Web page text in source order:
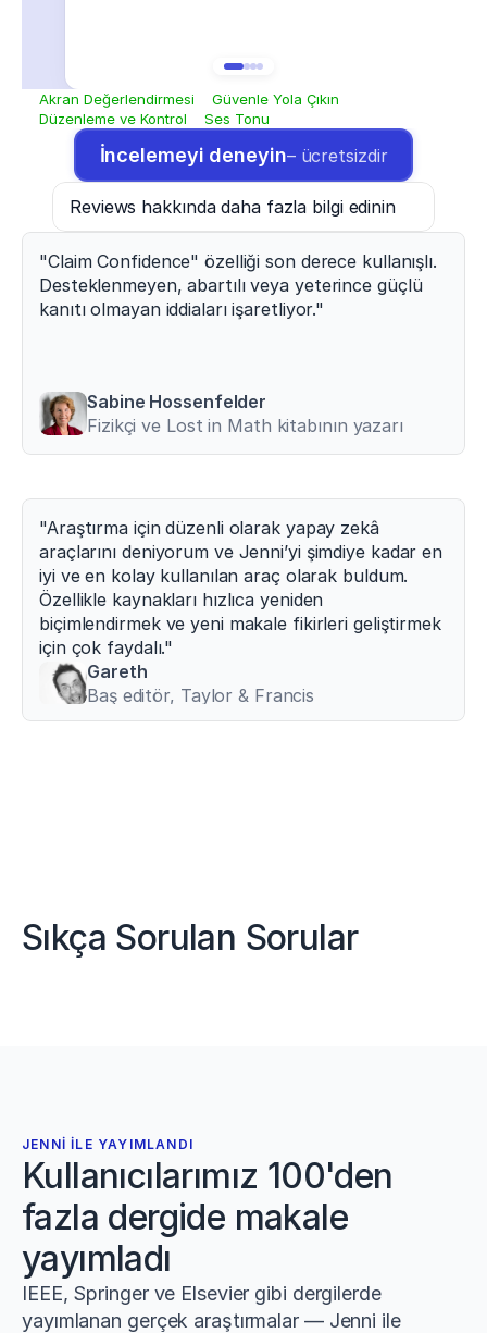
Akran Değerlendirmesi
Güvenle Yola Çıkın
Düzenleme ve Kontrol
Ses Tonu
İncelemeyi deneyin– ücretsizdir
Reviews hakkında daha fazla bilgi edinin
"Claim Confidence" özelliği son derece kullanışlı.
Desteklenmeyen, abartılı veya yeterince güçlü
kanıtı olmayan iddiaları işaretliyor."
Sabine Hossenfelder
Fizikçi ve Lost in Math kitabının yazarı
"Araştırma için düzenli olarak yapay zekâ
araçlarını deniyorum ve Jenni’yi şimdiye kadar en
iyi ve en kolay kullanılan araç olarak buldum.
Özellikle kaynakları hızlıca yeniden
biçimlendirmek ve yeni makale fikirleri geliştirmek
için çok faydalı."
Gareth
Baş editör, Taylor & Francis
Sıkça Sorulan Sorular
JENNI ILE YAYIMLANDI
Kullanıcılarımız 100'den
fazla dergide makale
yayımladı
IEEE, Springer ve Elsevier gibi dergilerde
yayımlanan gerçek araştırmalar — Jenni ile